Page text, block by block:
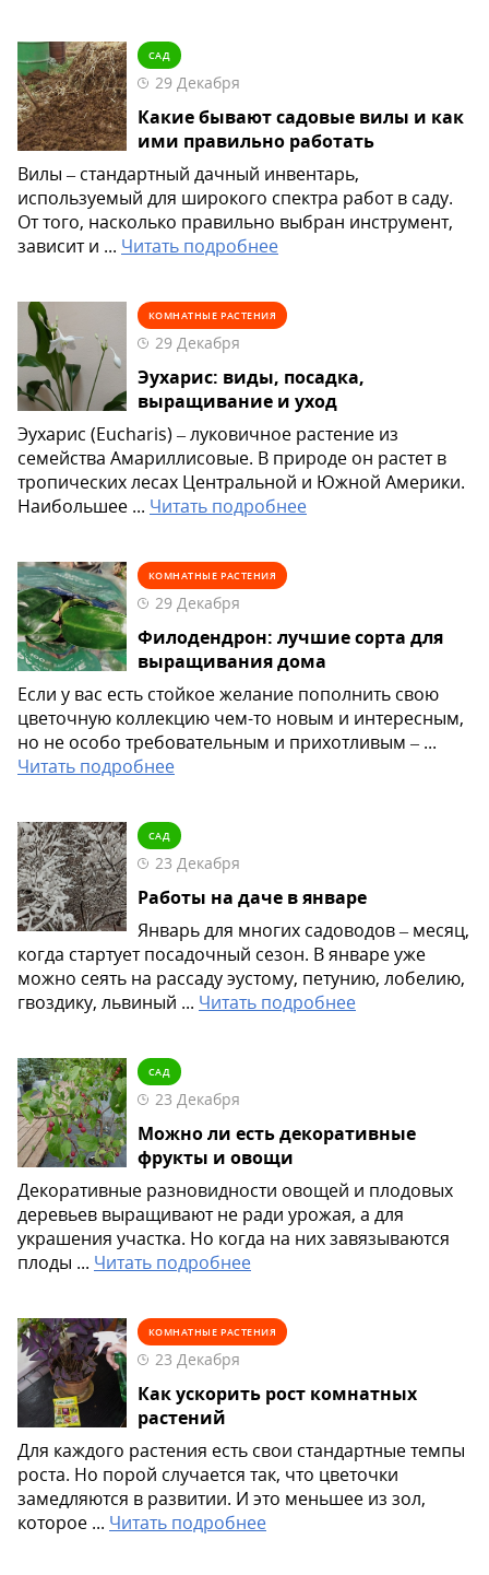
САД
29 Декабря
Какие бывают садовые вилы и как
ими правильно работать
Вилы – стандартный дачный инвентарь,
используемый для широкого спектра работ в саду.
От того, насколько правильно выбран инструмент,
зависит и ... Читать подробнее
КОМНАТНЫЕ РАСТЕНИЯ
29 Декабря
Эухарис: виды, посадка,
выращивание и уход
Эухарис (Eucharis) – луковичное растение из
семейства Амариллисовые. В природе он растет в
тропических лесах Центральной и Южной Америки.
Наибольшее ... Читать подробнее
КОМНАТНЫЕ РАСТЕНИЯ
29 Декабря
Филодендрон: лучшие сорта для
выращивания дома
Если у вас есть стойкое желание пополнить свою
цветочную коллекцию чем-то новым и интересным,
но не особо требовательным и прихотливым – ...
Читать подробнее
САД
23 Декабря
Работы на даче в январе
Январь для многих садоводов – месяц,
когда стартует посадочный сезон. В январе уже
можно сеять на рассаду эустому, петунию, лобелию,
гвоздику, львиный ... Читать подробнее
САД
23 Декабря
Можно ли есть декоративные
фрукты и овощи
Декоративные разновидности овощей и плодовых
деревьев выращивают не ради урожая, а для
украшения участка. Но когда на них завязываются
плоды ... Читать подробнее
КОМНАТНЫЕ РАСТЕНИЯ
23 Декабря
Как ускорить рост комнатных
растений
Для каждого растения есть свои стандартные темпы
роста. Но порой случается так, что цветочки
замедляются в развитии. И это меньшее из зол,
которое ... Читать подробнее